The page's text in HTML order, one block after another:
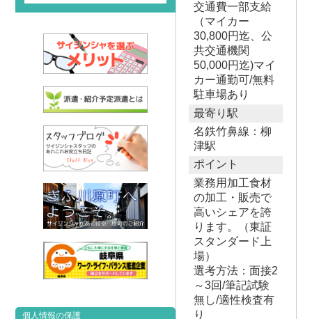
交通費一部支給
（マイカー
30,800円迄、公
共交通機関
50,000円迄)マイ
カー通勤可/無料
駐車場あり
最寄り駅
名鉄竹鼻線：柳
津駅
ポイント
業務用加工食材
の加工・販売で
高いシェアを誇
ります。（東証
スタンダード上
場）
選考方法：面接2
～3回/筆記試験
無し/適性検査有
り
個人情報の保護